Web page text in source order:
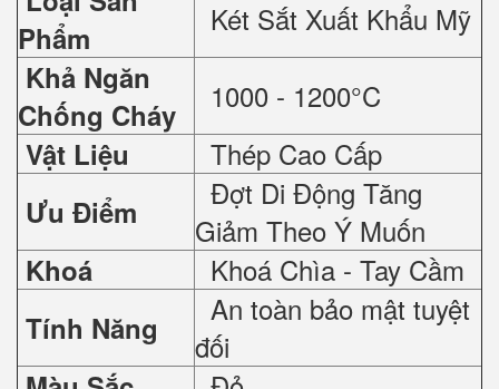
Phẩm
Két Sắt Xuất Khẩu Mỹ
Khả Ngăn
Chống Cháy
1000 - 1200°C
Vật Liệu Thép Cao Cấp
Ưu Điểm
Đợt Di Động Tăng
Giảm Theo Ý Muốn
Khoá Khoá Chìa - Tay Cầm
Tính Năng
An toàn bảo mật tuyệt
đối